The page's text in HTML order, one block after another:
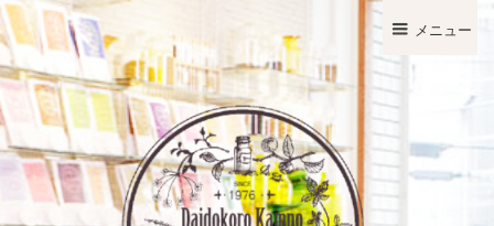
メニュー